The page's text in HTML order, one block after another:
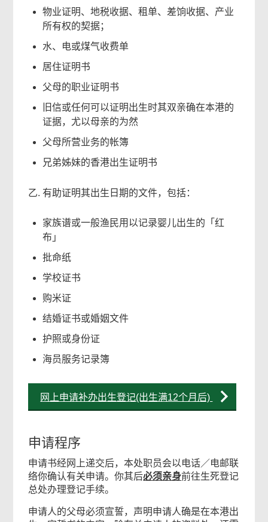
物业证明、地税收据、租单、差饷收据、产业
所有权的契据；
水、电或煤气收费单
居住证明书
父母的职业证明书
旧信或任何可以证明出生时其双亲确在本港的
证据，尤以母亲的为然
父母所营业务的帐簿
兄弟姊妹的香港出生证明书
乙. 有助证明其出生日期的文件，包括：
家族谱或一般渔民用以记录婴儿出生的「红
布」
批命纸
学校证书
购米证
结婚证书或婚姻文件
护照或身份证
海员服务记录簿
网上申请补办出生登记(出生满12个月后)
申请程序
申请书经网上递交后，本处职员会以电话／电邮联
络你确认有关申请。你其后必须亲身前往生死登记
总处办理登记手续。
申请人的父母必须宣誓，声明申请人确是在本港出